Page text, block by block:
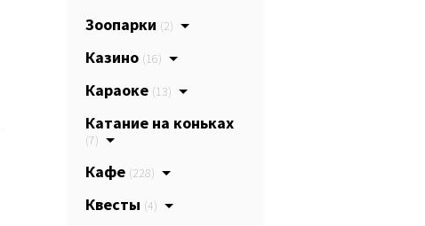
Зоопарки (2)
Казино (16)
Караоке (13)
Катание на коньках
(7)
Кафе (228)
Квесты (4)